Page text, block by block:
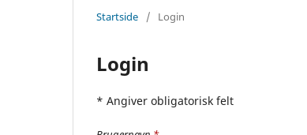
Startside / Login
Login
* Angiver obligatorisk felt